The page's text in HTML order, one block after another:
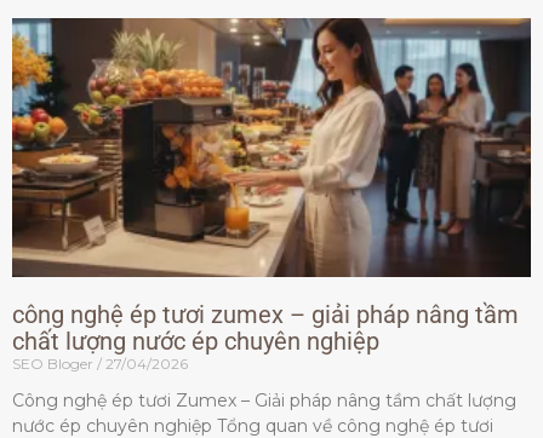
công nghệ ép tươi zumex – giải pháp nâng tầm
chất lượng nước ép chuyên nghiệp
SEO Bloger 27/04/2026
Công nghệ ép tươi Zumex – Giải pháp nâng tầm chất lượng
nước ép chuyên nghiệp Tổng quan về công nghệ ép tươi